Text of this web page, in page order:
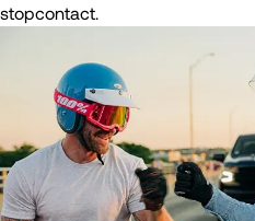
stopcontact.